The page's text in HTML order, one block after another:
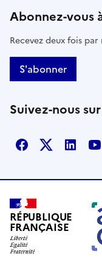
Abonnez-
Recevez deux fois
S'abonner
Suivez-nous
Facebook
X Linkedin
RÉPUBLIQUE
FRANÇAISE